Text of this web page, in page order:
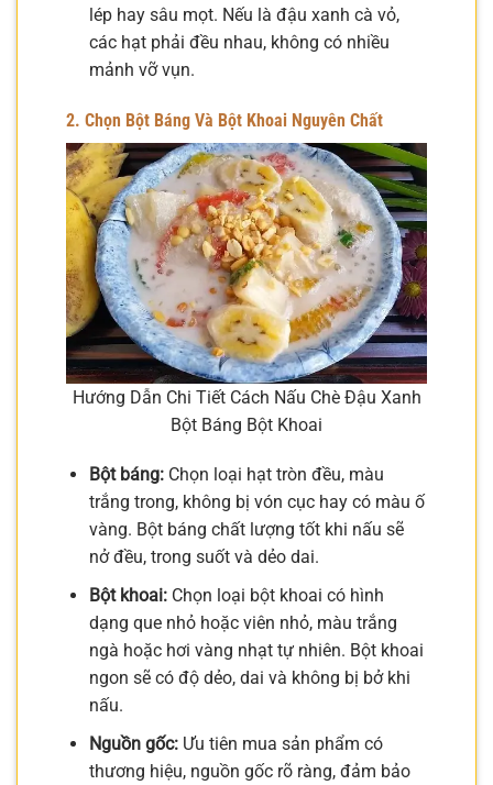
lép hay sâu mọt. Nếu là đậu xanh cà vỏ,
các hạt phải đều nhau, không có nhiều
mảnh vỡ vụn.
2. Chọn Bột Báng Và Bột Khoai Nguyên Chất
Hướng Dẫn Chi Tiết Cách Nấu Chè Đậu Xanh
Bột Báng Bột Khoai
Bột báng:Chọn loại hạt tròn đều, màu
trắng trong, không bị vón cục hay có màu ố
vàng. Bột báng chất lượng tốt khi nấu sẽ
nở đều, trong suốt và dẻo dai.
Bột khoai:Chọn loại bột khoai có hình
dạng que nhỏ hoặc viên nhỏ, màu trắng
ngà hoặc hơi vàng nhạt tự nhiên. Bột khoai
ngon sẽ có độ dẻo, dai và không bị bở khi
nấu.
Nguồn gốc:Ưu tiên mua sản phẩm có
thương hiệu, nguồn gốc rõ ràng, đảm bảo